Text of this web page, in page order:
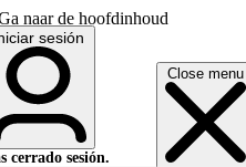
naar de hoofdinhoud
Close menu
sesión
cerrado sesión.